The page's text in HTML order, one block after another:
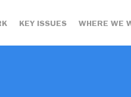
KEY ISSUES WHERE WE